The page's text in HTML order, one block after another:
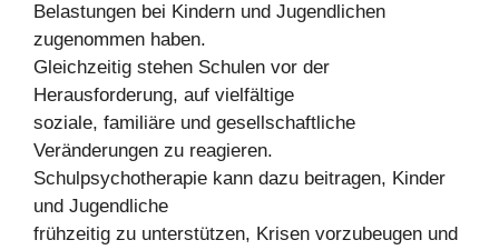
Belastungen bei Kindern und Jugendlichen
zugenommen haben.
Gleichzeitig stehen Schulen vor der
Herausforderung, auf vielfältige
soziale, familiäre und gesellschaftliche
Veränderungen zu reagieren.
Schulpsychotherapie kann dazu beitragen, Kinder
und Jugendliche
frühzeitig zu unterstützen, Krisen vorzubeugen und